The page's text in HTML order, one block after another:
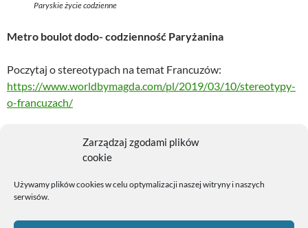
Paryskie życie codzienne
Metro boulot dodo- codzienność Paryżanina
Poczytaj o stereotypach na temat Francuzów:
https://www.worldbymagda.com/pl/2019/03/10/stereotypy-
o-francuzach/
CIEKAWOSTKI O FRANCJI
CODZIENNOŚĆ PARYŻANINA
METRO BOULOT DODO
METRO BOULOT DODO ZNACZENIE
Zarządzaj zgodami plików
cookie
Używamy plików cookies w celu optymalizacji naszej witryny i naszych
serwisów.